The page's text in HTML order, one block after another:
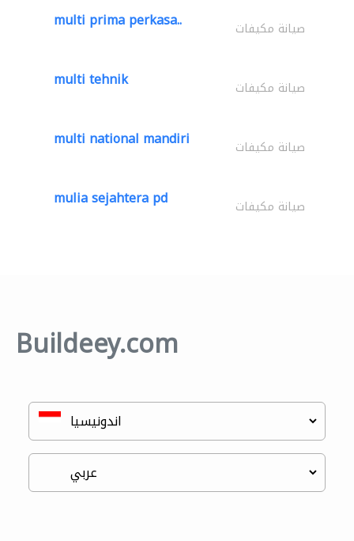
multi prima perkasa.. صيانة مكيفات
multi tehnik صيانة مكيفات
multi national mandiri صيانة مكيفات
mulia sejahtera pd صيانة مكيفات
Buildeey.com